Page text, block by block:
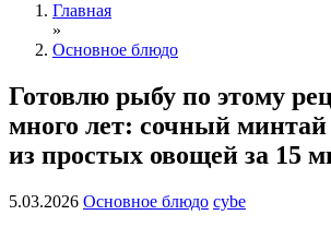
Главная
»
Основное блюдо
Готовлю рыбу по этому
много лет: сочный минтай
из простых овощей за 15
5.03.2026 Основное блюдо cybe